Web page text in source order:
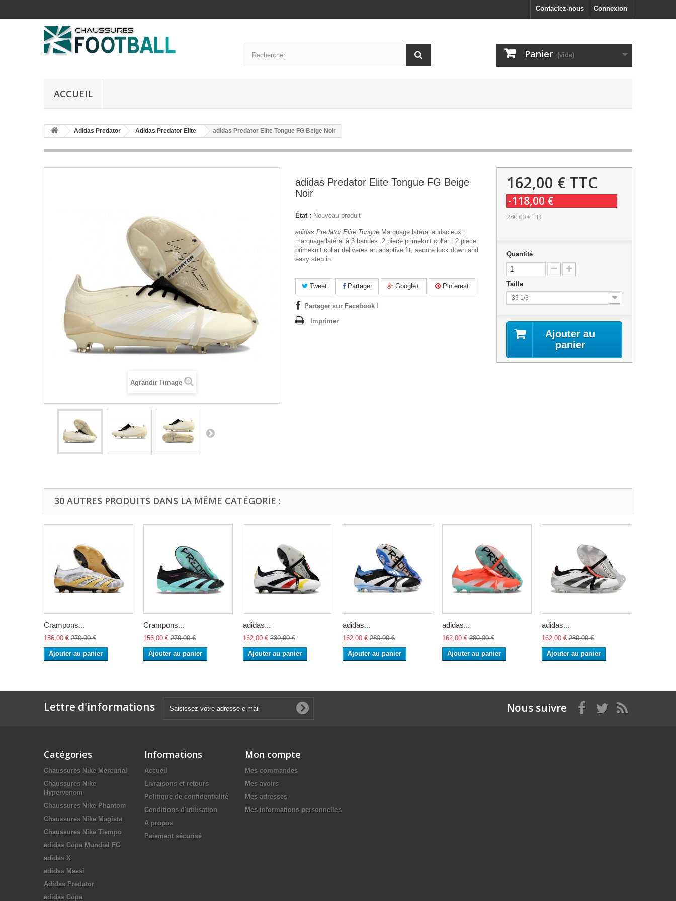
Connexion
Contactez-nous
Panier (vide)
ACCUEIL
Adidas Predator Adidas Predator Elite adidas Predator Elite Tongue FG Beige Noir
Agrandir l'image
adidas Predator Elite Tongue FG Beige
Noir
État : Nouveau produit
adidas Predator Elite Tongue Marquage latéral audacieux :
marquage latéral à 3 bandes .2 piece primeknit collar : 2 piece
primeknit collar deliveres an adaptive fit, secure lock down and
easy step in.
Tweet Partager Google+ Pinterest
Partager sur Facebook !
Imprimer
162,00 € TTC
-118,00 €
280,00 €TTC
Quantité
Taille
39 1/3
Ajouter au
panier
30 AUTRES PRODUITS DANS LA MÊME CATÉGORIE :
Crampons...
156,00 € 270,00 €
Ajouter au panier
Crampons...
156,00 € 270,00 €
Ajouter au panier
adidas...
162,00 € 280,00 €
Ajouter au panier
adidas...
162,00 € 280,00 €
Ajouter au panier
adidas...
162,00 € 280,00 €
Ajouter au panier
adidas...
162,00 € 280,00 €
Ajouter au panier
Lettre d'informations Nous suivre
Catégories
Chaussures Nike Mercurial
Chaussures Nike
Hypervenom
Chaussures Nike Phantom
Chaussures Nike Magista
Chaussures Nike Tiempo
adidas Copa Mundial FG
adidas X
adidas Messi
Adidas Predator
adidas Copa
Informations
Accueil
Livraisons et retours
Politique de confidentialité
Conditions d'utilisation
A propos
Paiement sécurisé
Mon compte
Mes commandes
Mes avoirs
Mes adresses
Mes informations personnelles